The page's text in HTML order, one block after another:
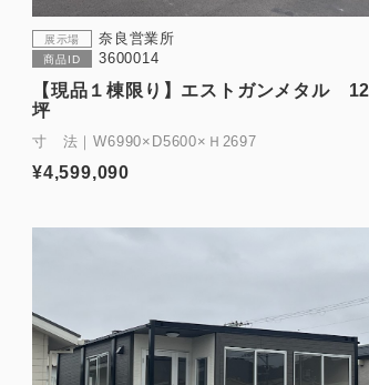
展示場 奈良営業所
商品ID 3600014
【現品１棟限り】エストガンメタル 12
坪
寸 法｜W6990×D5600×Ｈ2697
¥4,599,090